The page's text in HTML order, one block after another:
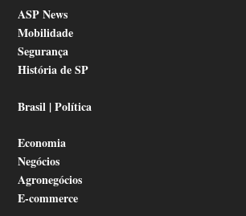
ASP News
Mobilidade
Segurança
História de SP
Brasil | Política
Economia
Negócios
Agronegócios
E-commerce